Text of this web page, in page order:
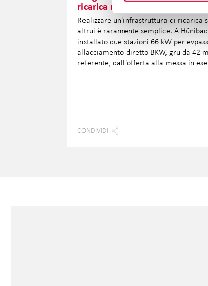
ricarica rapida sul lago di Thun
Realizzare un'infrastruttura di ricarica
altrui è raramente semplice. A
installato due stazioni 66 kW per
allacciamento diretto BKW, gru da 42
referente, dall'offerta alla messa in
CONDIVIDI